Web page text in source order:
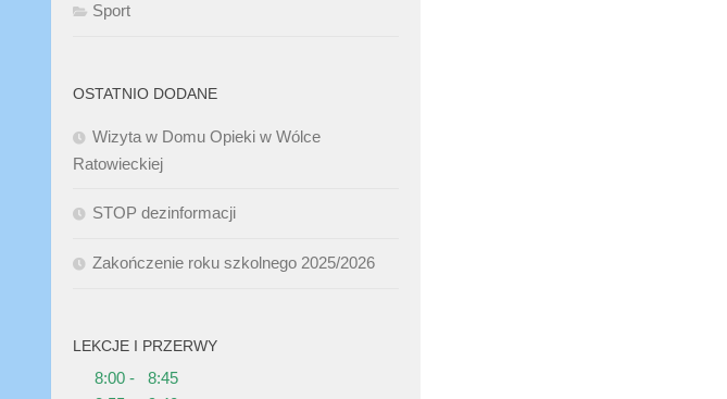
Sport
OSTATNIO DODANE
Wizyta w Domu Opieki w Wólce
Ratowieckiej
STOP dezinformacji
Zakończenie roku szkolnego 2025/2026
LEKCJE I PRZERWY
8:00 - 8:45